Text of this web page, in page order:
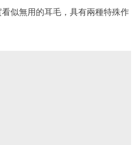
似無用的耳毛，具有兩種特殊作